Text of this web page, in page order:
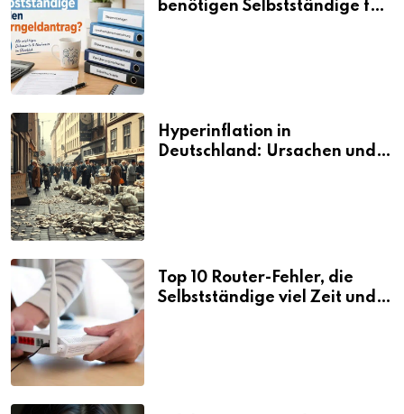
benötigen Selbstständige für
Hyperinflation in
Deutschland: Ursachen und
Top 10 Router-Fehler, die
Selbstständige viel Zeit und